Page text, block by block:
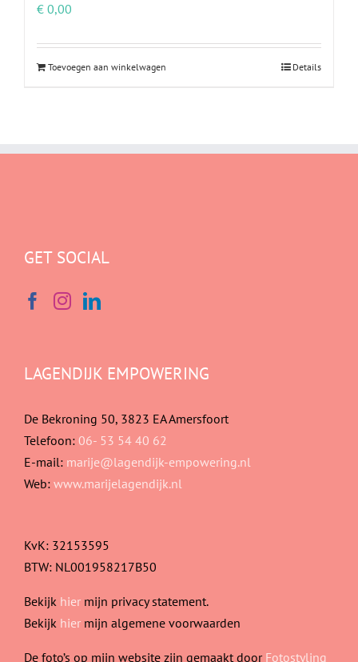
€ 0,00
Toevoegen aan winkelwagen Details
GET SOCIAL
LAGENDIJK EMPOWERING
De Bekroning 50, 3823 EA Amersfoort
Telefoon: 06- 53 54 40 62
E-mail: marije@lagendijk-empowering.nl
Web: www.marijelagendijk.nl
KvK: 32153595
BTW: NL001958217B50
Bekijk hier mijn privacy statement.
Bekijk hier mijn algemene voorwaarden
De foto’s op mijn website zijn gemaakt door Fotostyling